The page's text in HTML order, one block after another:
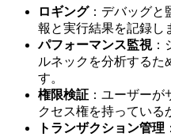
ロギング：デバッグと
報と実行結果を記録し
パフォーマンス監視：
ルネックを分析するた
す。
権限検証 ：ユーザー
クセス権を持っている
トランザクション管理